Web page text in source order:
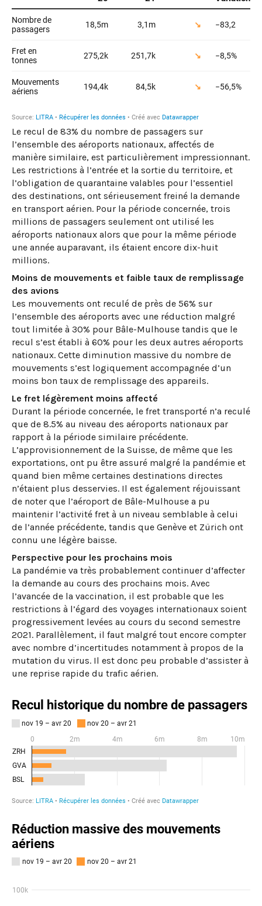
Le recul de 83% du nombre de passagers sur
l’ensemble des aéroports nationaux, affectés de
manière similaire, est particulièrement impressionnant.
Les restrictions à l’entrée et la sortie du territoire, et
l’obligation de quarantaine valables pour l’essentiel
des destinations, ont sérieusement freiné la demande
en transport aérien. Pour la période concernée, trois
millions de passagers seulement ont utilisé les
aéroports nationaux alors que pour la même période
une année auparavant, ils étaient encore dix-huit
millions.
Moins de mouvements et faible taux de remplissage
des avions
Les mouvements ont reculé de près de 56% sur
l’ensemble des aéroports avec une réduction malgré
tout limitée à 30% pour Bâle-Mulhouse tandis que le
recul s’est établi à 60% pour les deux autres aéroports
nationaux. Cette diminution massive du nombre de
mouvements s’est logiquement accompagnée d’un
moins bon taux de remplissage des appareils.
Le fret légèrement moins affecté
Durant la période concernée, le fret transporté n’a reculé
que de 8.5% au niveau des aéroports nationaux par
rapport à la période similaire précédente.
L’approvisionnement de la Suisse, de même que les
exportations, ont pu être assuré malgré la pandémie et
quand bien même certaines destinations directes
n’étaient plus desservies. Il est également réjouissant
de noter que l’aéroport de Bâle-Mulhouse a pu
maintenir l’activité fret à un niveau semblable à celui
de l’année précédente, tandis que Genève et Zürich ont
connu une légère baisse.
Perspective pour les prochains mois
La pandémie va très probablement continuer d’affecter
la demande au cours des prochains mois. Avec
l’avancée de la vaccination, il est probable que les
restrictions à l’égard des voyages internationaux soient
progressivement levées au cours du second semestre
2021. Parallèlement, il faut malgré tout encore compter
avec nombre d’incertitudes notamment à propos de la
mutation du virus. Il est donc peu probable d’assister à
une reprise rapide du trafic aérien.